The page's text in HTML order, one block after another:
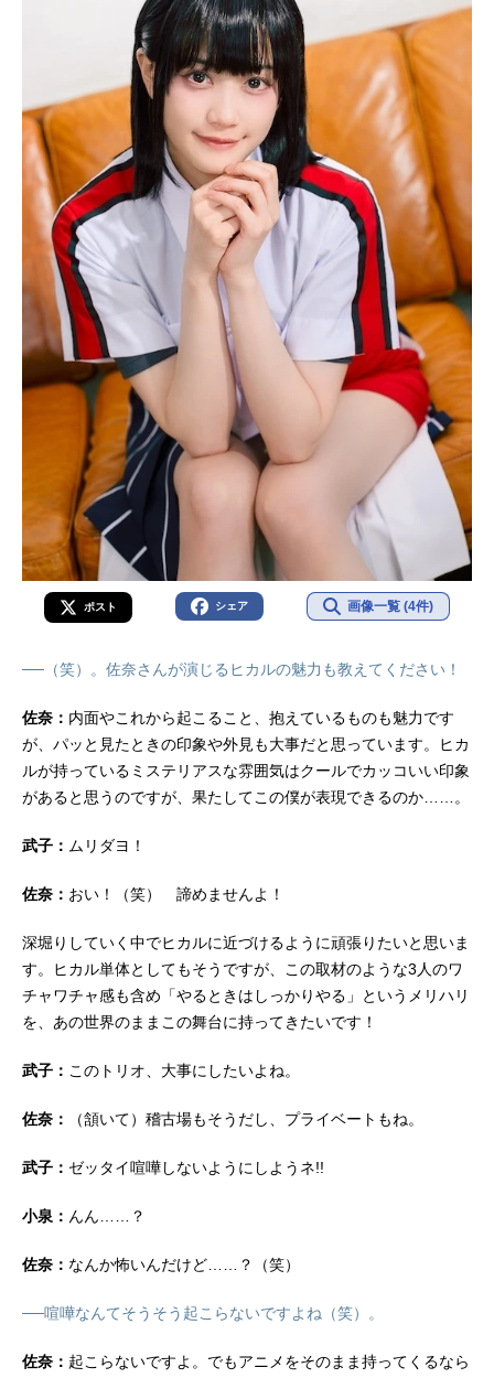
ポスト シェア 画像一覧 (4件)
──（笑）。佐奈さんが演じるヒカルの魅力も教えてください！
佐奈： 内面やこれから起こること、抱えているものも魅力です
が、パッと見たときの印象や外見も大事だと思っています。ヒカ
ルが持っているミステリアスな雰囲気はクールでカッコいい印象
があると思うのですが、果たしてこの僕が表現できるのか……。
武子： ムリダヨ！
佐奈： おい！（笑） 諦めませんよ！
深堀りしていく中でヒカルに近づけるように頑張りたいと思いま
す。ヒカル単体としてもそうですが、この取材のような3人のワ
チャワチャ感も含め「やるときはしっかりやる」というメリハリ
を、あの世界のままこの舞台に持ってきたいです！
武子： このトリオ、大事にしたいよね。
佐奈： （頷いて）稽古場もそうだし、プライベートもね。
武子： ゼッタイ喧嘩しないようにしようネ!!
小泉： んん……？
佐奈： なんか怖いんだけど……？（笑）
──喧嘩なんてそうそう起こらないですよね（笑）。
佐奈： 起こらないですよ。でもアニメをそのまま持ってくるなら